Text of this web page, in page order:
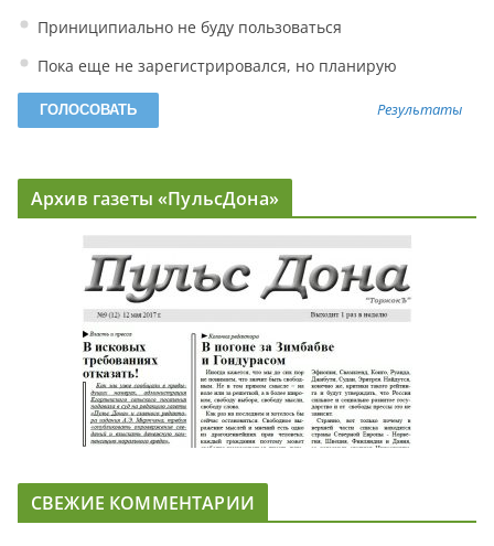
Приниципиально не буду пользоваться
Пока еще не зарегистрировался, но планирую
Результаты
Архив газеты «ПульсДона»
СВЕЖИЕ КОММЕНТАРИИ